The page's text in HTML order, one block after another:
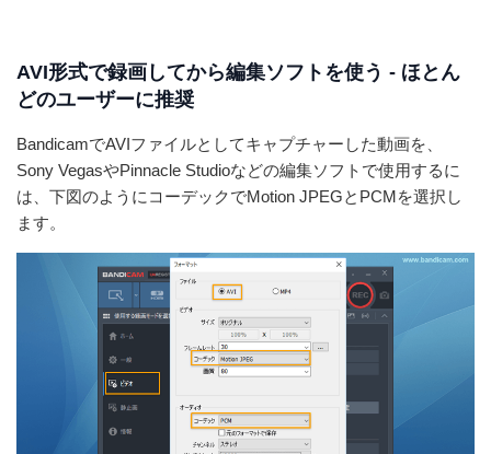
AVI形式で録画してから編集ソフトを使う - ほとん
どのユーザーに推奨
BandicamでAVIファイルとしてキャプチャーした動画を、
Sony VegasやPinnacle Studioなどの編集ソフトで使用するに
は、下図のようにコーデックでMotion JPEGとPCMを選択し
ます。